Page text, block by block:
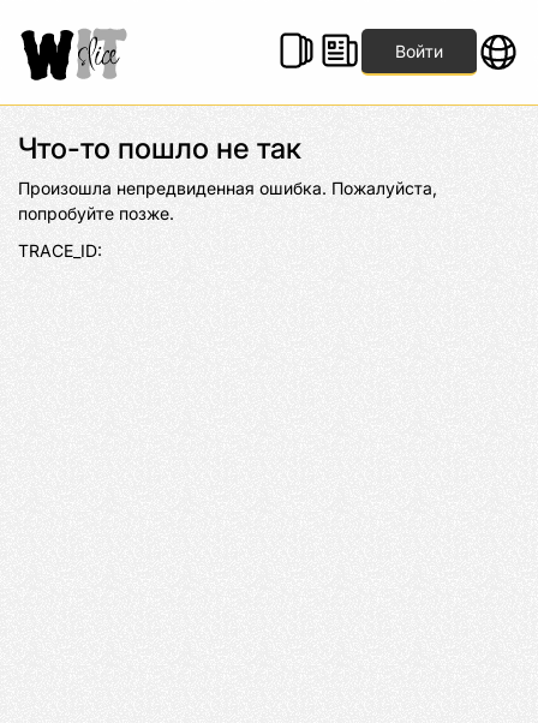
Войти
Что-то пошло не так
Произошла непредвиденная ошибка. Пожалуйста,
попробуйте позже.
TRACE_ID: